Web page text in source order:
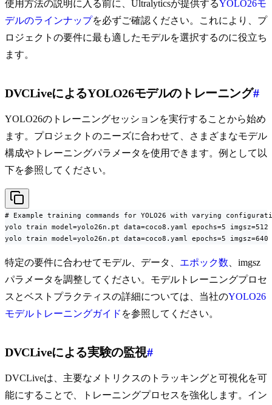
使用方法の説明に入る前に、Ultralyticsが提供するYOLO26モ
デルのラインナップを必ずご確認ください。これにより、プ
ロジェクトの要件に最も適したモデルを選択するのに役立ち
ます。
DVCLiveによるYOLO26モデルのトレーニング#
YOLO26のトレーニングセッションを実行することから始め
ます。プロジェクトのニーズに合わせて、さまざまなモデル
構成やトレーニングパラメータを使用できます。例として以
下を参照してください。
# Example training commands for YOLO26 with varying
yolo train model=yolo26n.pt data=coco8.yaml epochs=5 imgsz=512
yolo train model=yolo26n.pt data=coco8.yaml epochs=5 imgsz=640
特定の要件に合わせてモデル、データ、 エポック数 、imgsz
パラメータを調整してください。モデルトレーニングプロセ
スとベストプラクティスの詳細については、当社のYOLO26
モデルトレーニングガイド を参照してください。
DVCLiveによる実験の監視#
DVCLiveは、主要なメトリクスのトラッキングと可視化を可
能にすることで、トレーニングプロセスを強化します。イン